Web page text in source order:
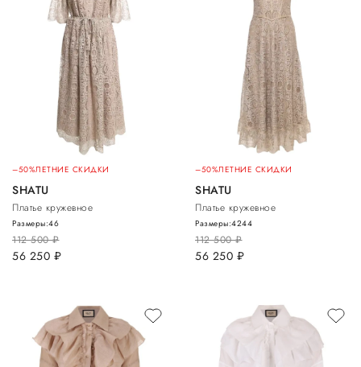
–50%ЛЕТНИЕ СКИДКИ
SHATU
Платье кружевное
112 500руб.
56 250 руб.
Размеры:46
–50%ЛЕТНИЕ СКИДКИ
SHATU
Платье кружевное
112 500руб.
56 250 руб.
Размеры:4244